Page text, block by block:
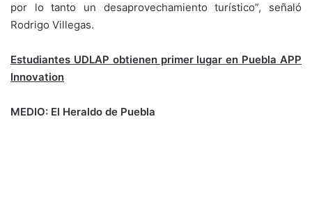
por lo tanto un desaprovechamiento turístico”, señaló
Rodrigo Villegas.
Estudiantes UDLAP obtienen primer lugar en Puebla APP
Innovation
MEDIO: El Heraldo de Puebla